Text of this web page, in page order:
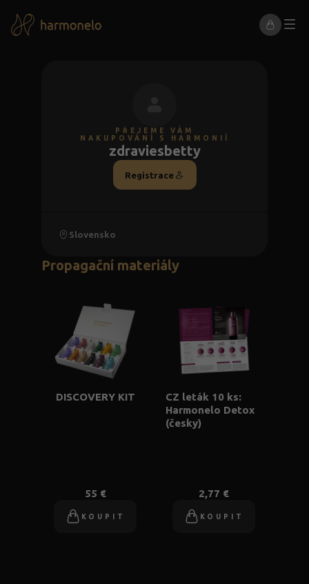
PŘEJEME VÁM
NAKUPOVÁNÍ S HARMONIÍ
zdraviesbetty
Registrace
Slovensko
Propagační materiály
DISCOVERY KIT
55 €
KOUPIT
CZ leták 10 ks:
Harmonelo Detox
(česky)
2,77 €
KOUPIT